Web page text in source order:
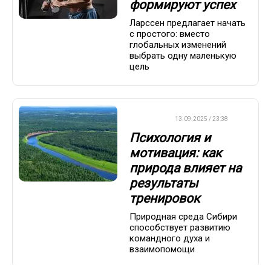
формируют успех
Ларссен предлагает начать
с простого: вместо
глобальных изменений
выбрать одну маленькую
цель
13.09.2025 / 23:38
Психология и
мотивация: как
природа влияет на
результаты
тренировок
Природная среда Сибири
способствует развитию
командного духа и
взаимопомощи